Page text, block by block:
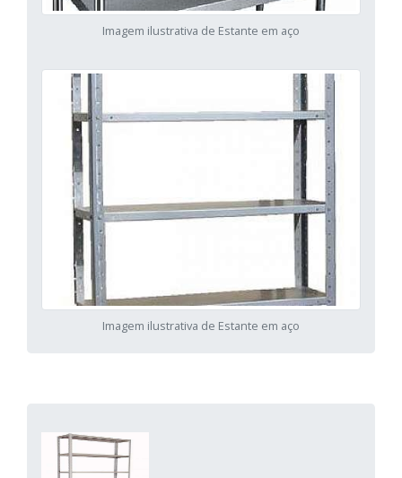
Imagem ilustrativa de Estante em aço
Imagem ilustrativa de Estante em aço